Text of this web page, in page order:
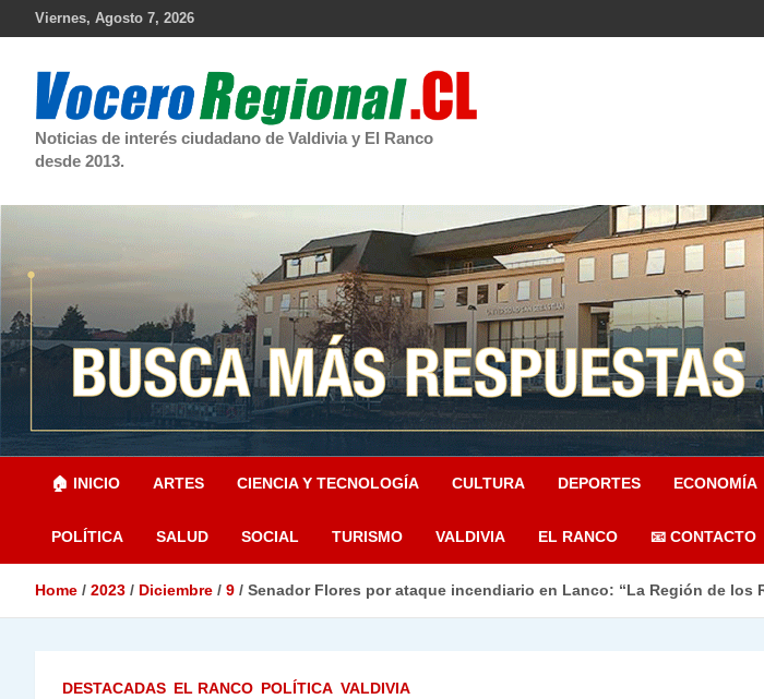
Viernes, Agosto 7, 2026
Noticias de interés ciudadano de Valdivia y El Ranco
desde 2013.
🏠 INICIO ARTES CIENCIA Y TECNOLOGÍA CULTURA DEPORTES ECONOMÍA
POLÍTICA SALUD SOCIAL TURISMO VALDIVIA EL RANCO 📧 CONTACTO
Home 2023 Diciembre 9 Senador Flores por ataque incendiario en Lanco: “La Región de
DESTACADAS EL RANCO POLÍTICA VALDIVIA